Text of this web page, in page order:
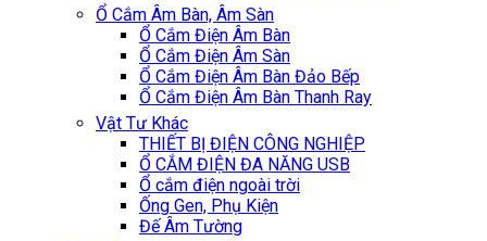
Ổ Cắm Âm Bàn, Âm Sàn
Ổ Cắm Điện Âm Bàn
Ổ Cắm Điện Âm Sàn
Ổ Cắm Điện Âm Bàn Đảo Bếp
Ổ Cắm Điện Âm Bàn Thanh Ray
Vật Tư Khác
THIẾT BỊ ĐIỆN CÔNG NGHIỆP
Ổ CẮM ĐIỆN ĐA NĂNG USB
Ổ cắm điện ngoài trời
Ống Gen, Phụ Kiện
Đế Âm Tường